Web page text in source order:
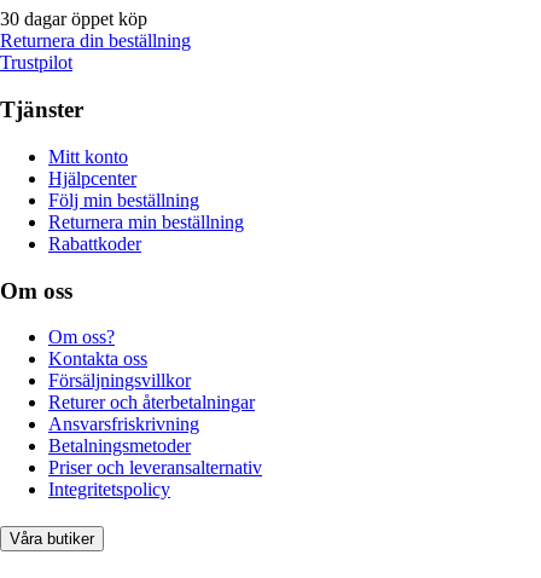
30 dagar öppet köp
Returnera din beställning
Trustpilot
Tjänster
Mitt konto
Hjälpcenter
Följ min beställning
Returnera min beställning
Rabattkoder
Om oss
Om oss?
Kontakta oss
Försäljningsvillkor
Returer och återbetalningar
Ansvarsfriskrivning
Betalningsmetoder
Priser och leveransalternativ
Integritetspolicy
Våra butiker